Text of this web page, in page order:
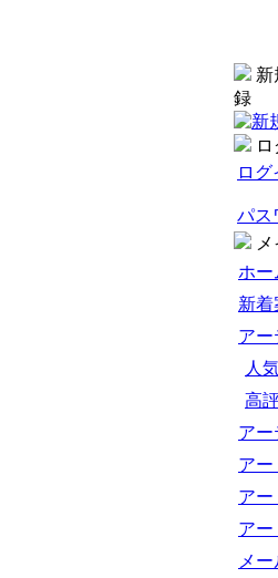
新
録
ログ
パス
ホー
新着
アー
人
高
アー
アー
アー
アー
メ